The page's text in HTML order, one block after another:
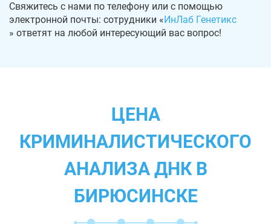
Свяжитесь с нами по телефону или с помощью
электронной почты: сотрудники « ИнЛаб Генетикс
» ответят на любой интересующий вас вопрос!
ЦЕНА
КРИМИНАЛИСТИЧЕСКОГО
АНАЛИЗА ДНК В
БИРЮСИНСКЕ